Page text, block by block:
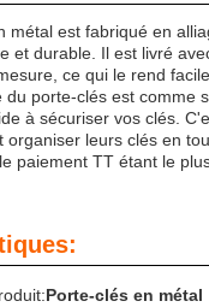
métal est fabriqué en
et durable. Il est livré
ce qui le rend
du porte-clés est comme
à sécuriser vos clés.
organiser leurs clés en
paiement TT étant le
Porte-clés en métal